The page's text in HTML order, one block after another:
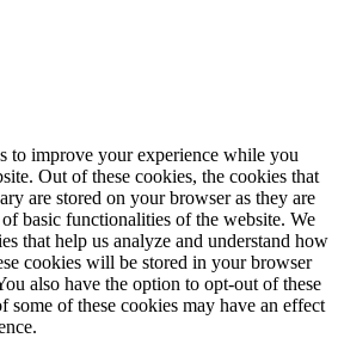
to improve your experience while you
Out of these cookies, the cookies that
are stored on your browser as they are
basic functionalities of the website. We
that help us analyze and understand how
cookies will be stored in your browser
also have the option to opt-out of these
some of these cookies may have an effect